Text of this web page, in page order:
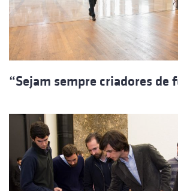
“Sejam sempre criadores de